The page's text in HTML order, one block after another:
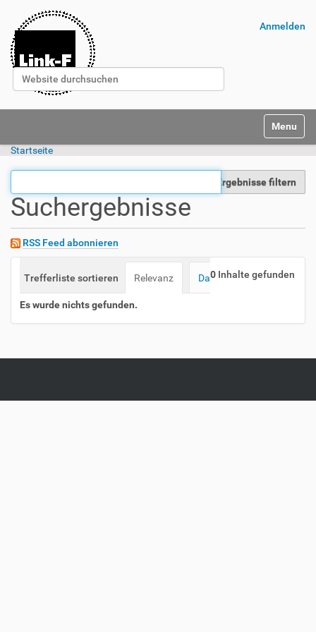
Website durchsuchen
Erweiterte Suche…
Anmelden
Startseite
Ergebnisse filtern
Suchergebnisse
RSS Feed abonnieren
0 Inhalte gefunden
Trefferliste sortieren Relevanz Datum (neueste zuerst)
Es wurde nichts gefunden.